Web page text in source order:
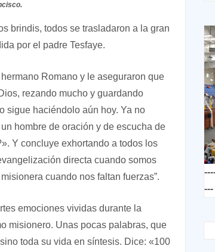
brindis, todos se trasladaron a la gran
por el padre Tesfaye.
Romano y le aseguraron que
rezando mucho y guardando
sigue haciéndolo aún hoy. Ya no
hombre de oración y de escucha de
Y concluye exhortando a todos los
directa cuando somos
cuando nos faltan fuerzas”.
emociones vividas durante la
misionero. Unas pocas palabras, que
toda su vida en síntesis. Dice: «100
---